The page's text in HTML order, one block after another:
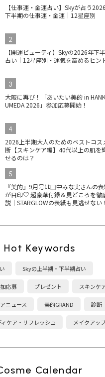
コスメデコルテのネイル
が最新ベスコス1位！上
THREE ネイルラッカー
定色・ベスコス受賞カラ
【仕事運・金運占い】Skyが占う
下半期の仕事運・金運｜12星座別
2
【開運ビューティ】Skyの2026年下
占い｜12星座別・運気を高めるヒン
3
大阪に再び！「あいたい美的 in
UMEDA 2026」参加応募開始！
4
2026上半期大人のためのベストコス
断【スキンケア編】40代以上の肌を
せるのは？
5
『美的』9月号は田中みな実さんの
が目印♡ 超豪華付録＆見どころを徹
説｜STARGLOWの表紙も見逃せない！
Hot Keywords
Skyの上半期・下半期占い
応募 プレゼント スキンケ
ニュース 美的GRAND 診断
ケア・リフレッシュ メイクアッ
Calendar